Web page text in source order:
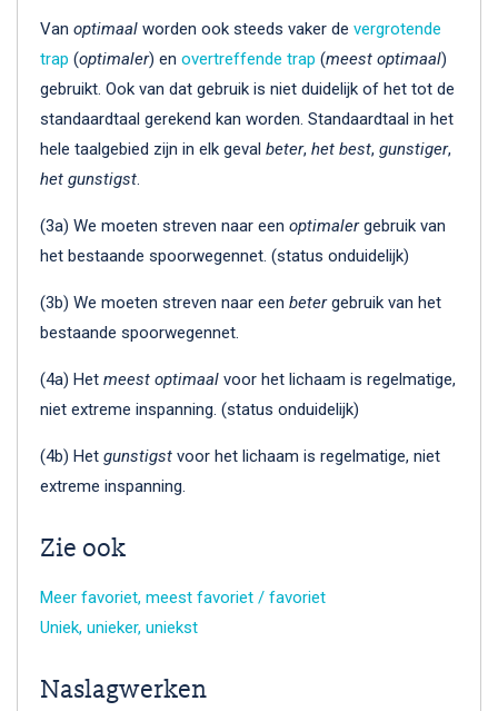
Van optimaal worden ook steeds vaker de vergrotende
trap (optimaler) en overtreffende trap (meest optimaal)
gebruikt. Ook van dat gebruik is niet duidelijk of het tot de
standaardtaal gerekend kan worden. Standaardtaal in het
hele taalgebied zijn in elk geval beter, het best, gunstiger,
het gunstigst.
(3a) We moeten streven naar een optimalergebruik van
het bestaande spoorwegennet. (status onduidelijk)
(3b) We moeten streven naar een betergebruik van het
bestaande spoorwegennet.
(4a) Het meest optimaal voor het lichaam is regelmatige,
niet extreme inspanning. (status onduidelijk)
(4b) Het gunstigst voor het lichaam is regelmatige, niet
extreme inspanning.
Zie ook
Meer favoriet, meest favoriet / favoriet
Uniek, unieker, uniekst
Naslagwerken